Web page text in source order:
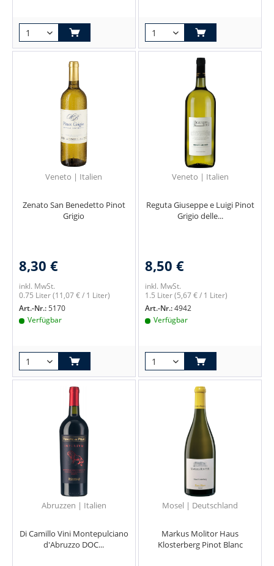
Veneto | Italien
Zenato San Benedetto Pinot
Grigio
8,30 €
inkl. MwSt.
0.75 Liter(11,07 € / 1 Liter)
Art.-Nr.:5170
Verfügbar
Veneto | Italien
Reguta Giuseppe e Luigi Pinot
Grigio delle...
8,50 €
inkl. MwSt.
1.5 Liter(5,67 € / 1 Liter)
Art.-Nr.:4942
Verfügbar
Abruzzen | Italien
Di Camillo Vini Montepulciano
d'Abruzzo DOC...
Mosel | Deutschland
Markus Molitor Haus
Klosterberg Pinot Blanc